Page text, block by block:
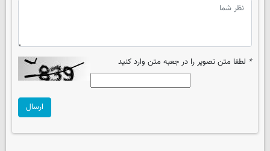
* لطفا متن تصویر را در جعبه متن وارد کنید
ارسال